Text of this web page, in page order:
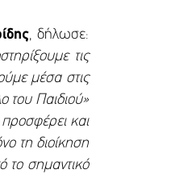
, δήλωσε:
τις
μέσα στις
του Παιδιού»
και
τη διοίκηση
το σημαντικό